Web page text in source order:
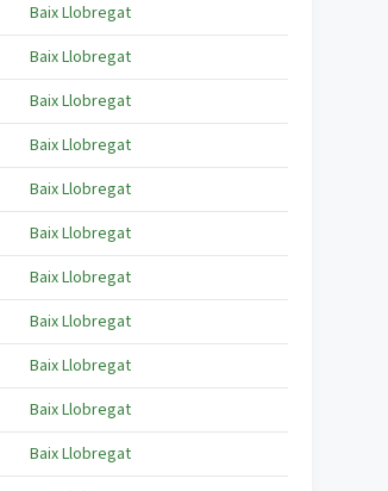
Baix Llobregat
Baix Llobregat
Baix Llobregat
Baix Llobregat
Baix Llobregat
Baix Llobregat
Baix Llobregat
Baix Llobregat
Baix Llobregat
Baix Llobregat
Baix Llobregat